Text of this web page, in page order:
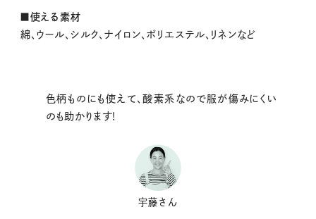
■使える素材
綿、ウール、シルク、ナイロン、ポリエステル、リネンなど
色柄ものにも使えて、酸素系なので服が傷みにくい
のも助かります！
宇藤さん